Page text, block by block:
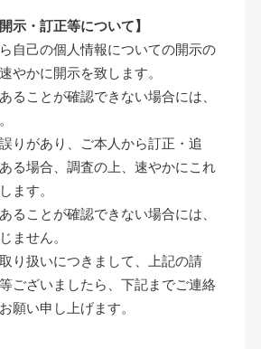
示・訂正等について】
自己の個人情報についての開示の
やかに開示を致します。
ることが確認できない場合には、
りがあり、ご本人から訂正・追
る場合、調査の上、速やかにこれ
ます。
ることが確認できない場合には、
ません。
り扱いにつきまして、上記の請
ございましたら、下記までご連絡
願い申し上げます。